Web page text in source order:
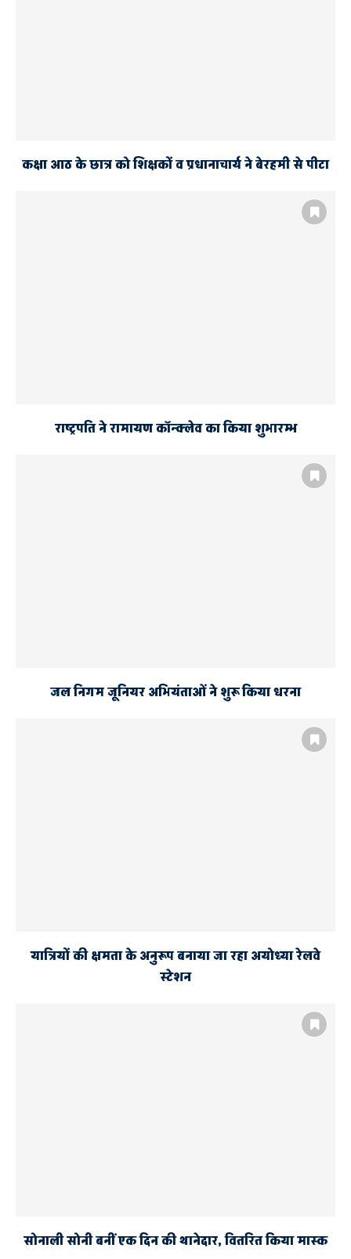
कक्षा आठ के छात्र को शिक्षकों व प्रधानाचार्य ने बेरहमी से पीटा
राष्ट्रपति ने रामायण कॉन्क्लेव का किया शुभारम्भ
जल निगम जूनियर अभियंताओं ने शुरू किया धरना
यात्रियों की क्षमता के अनुरूप बनाया जा रहा अयोध्या रेलवे
स्टेशन
सोनाली सोनी बनीं एक दिन की थानेदार, वितरित किया मास्क